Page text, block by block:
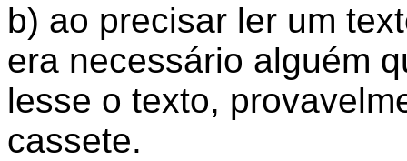
b) ao precisar ler um
era necessário alguém
lesse o texto,
cassete.